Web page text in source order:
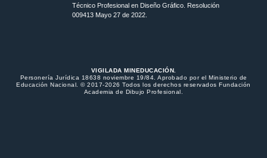
Técnico Profesional en Diseño Gráfico. Resolución
009413 Mayo 27 de 2022.
VIGILADA MINEDUCACIÓN.
Personería Jurídica 18638 noviembre 19/84. Aprobado por el Ministerio de
Educación Nacional. © 2017-2026 Todos los derechos reservados Fundación
Academia de Dibujo Profesional.